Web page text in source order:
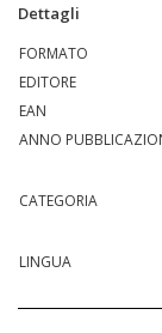
Dettagli
FORMATO
EDITORE
EAN
ANNO
CATEGORIA
LINGUA